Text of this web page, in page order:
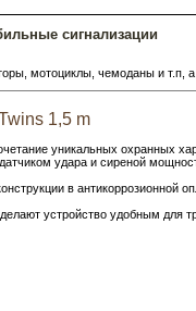
сигнализации
мотоциклы, чемоданы и т.п, а
1,5 m
уникальных охранных
удара и сиреной
в антикоррозионной
устройство удобным для